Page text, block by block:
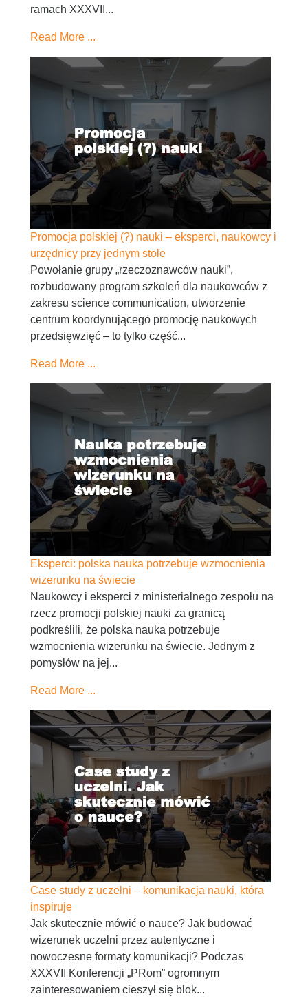
ramach XXXVII...
Read More ...
Promocja polskiej (?) nauki – eksperci, naukowcy i
urzędnicy przy jednym stole
Powołanie grupy „rzeczoznawców nauki”,
rozbudowany program szkoleń dla naukowców z
zakresu science communication, utworzenie
centrum koordynującego promocję naukowych
przedsięwzięć – to tylko część...
Read More ...
Eksperci: polska nauka potrzebuje wzmocnienia
wizerunku na świecie
Naukowcy i eksperci z ministerialnego zespołu na
rzecz promocji polskiej nauki za granicą
podkreślili, że polska nauka potrzebuje
wzmocnienia wizerunku na świecie. Jednym z
pomysłów na jej...
Read More ...
Case study z uczelni – komunikacja nauki, która
inspiruje
Jak skutecznie mówić o nauce? Jak budować
wizerunek uczelni przez autentyczne i
nowoczesne formaty komunikacji? Podczas
XXXVII Konferencji „PRom” ogromnym
zainteresowaniem cieszył się blok...